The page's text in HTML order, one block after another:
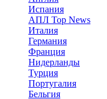
Испания
АПЛ Top News
Италия
Германия
Франция
Нидерланды
Турция
Португалия
Бельгия